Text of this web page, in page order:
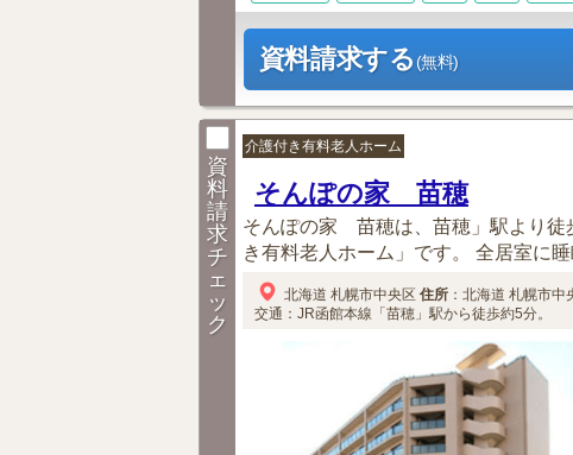
資料請求する(無料)
資
料
請
求
チ
ェ
ッ
ク
介護付き有料老人ホーム
そんぽの家 苗穂
そんぽの家 苗穂は、苗穂」駅より徒
き有料老人ホーム」です。 全居室に
北海道 札幌市中央区 住所 ： 北海道 札幌市中
交通：JR函館本線「苗穂」駅から徒歩約5分。